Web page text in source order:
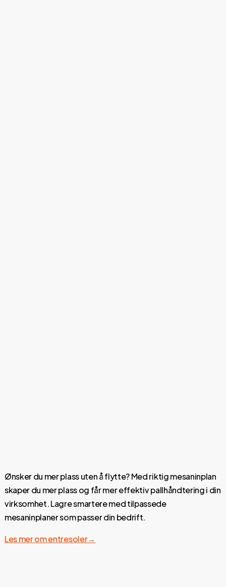
Ønsker du mer plass uten å flytte? Med riktig mesaninplan
skaper du mer plass og får mer effektiv pallhåndtering i din
virksomhet. Lagre smartere med tilpassede
mesaninplaner som passer din bedrift.
Les mer om entresoler→